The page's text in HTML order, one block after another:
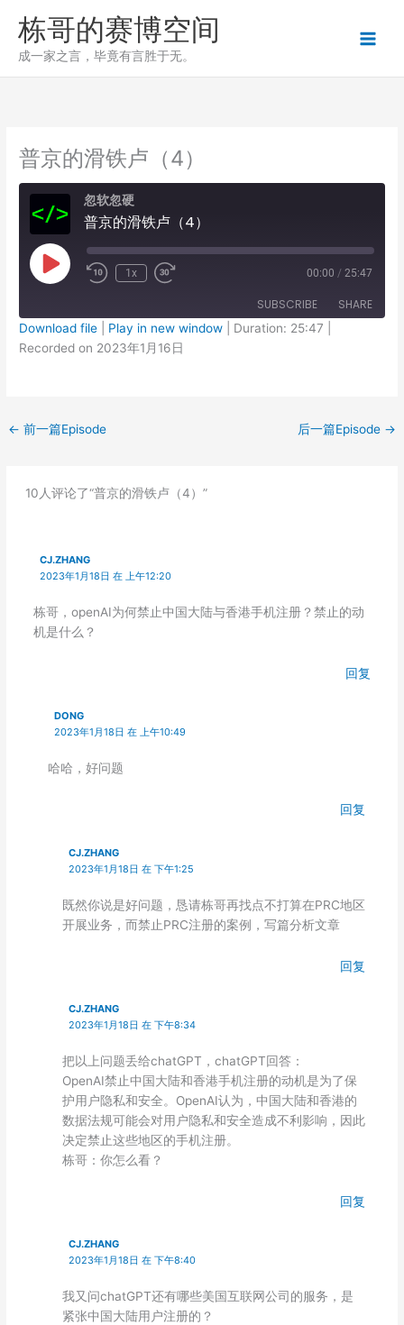
栋哥的赛博空间
成一家之言，毕竟有言胜于无。
普京的滑铁卢（4）
忽软忽硬
普京的滑铁卢（4）
Play
Episode
1x 00:00 / 25:47
SUBSCRIBE SHARE
SHARE
EMBED
Download file Play in new window Duration: 25:47
Recorded on 2023年1月16日
← 前一篇Episode 后一篇Episode →
10人评论了“普京的滑铁卢（4）”
CJ.ZHANG
2023年1月18日 在 上午12:20
栋哥，openAI为何禁止中国大陆与香港手机注册？禁止的动
机是什么？
回复
DONG
2023年1月18日 在 上午10:49
哈哈，好问题
回复
CJ.ZHANG
2023年1月18日 在 下午1:25
既然你说是好问题，恳请栋哥再找点不打算在PRC地区
开展业务，而禁止PRC注册的案例，写篇分析文章
回复
CJ.ZHANG
2023年1月18日 在 下午8:34
把以上问题丢给chatGPT，chatGPT回答：
OpenAI禁止中国大陆和香港手机注册的动机是为了保
护用户隐私和安全。OpenAI认为，中国大陆和香港的
数据法规可能会对用户隐私和安全造成不利影响，因此
决定禁止这些地区的手机注册。
栋哥：你怎么看？
回复
CJ.ZHANG
2023年1月18日 在 下午8:40
我又问chatGPT还有哪些美国互联网公司的服务，是
紧张中国大陆用户注册的？